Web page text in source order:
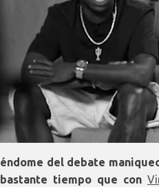
del debate
tiempo que con